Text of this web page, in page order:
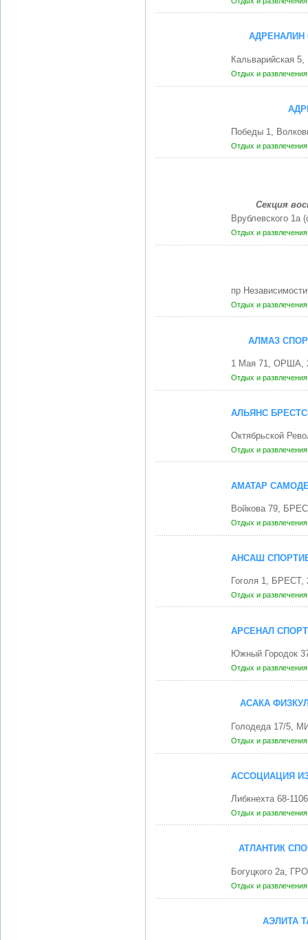
АДРЕНАЛИН
Кальварийская
Отдых и
Победы 1,
Отдых и
Секция
Врублевского
Отдых и
пр
Отдых и
АЛМАЗ
1 Мая 71, ОРША,
Отдых и
АЛЬЯНС
Октябрьской
Отдых и
АМАТАР
Войкова 79,
Отдых и
АНСАШ
Гоголя 1, БРЕСТ,
Отдых и
АРСЕНАЛ
Южный Городок
Отдых и
АСАКА
Голодеда 17/5,
Отдых и
АССОЦИАЦИЯ
Либкнехта 68-
Отдых и
АТЛАНТИК
Богуцкого 2а,
Отдых и
АЭЛИТА